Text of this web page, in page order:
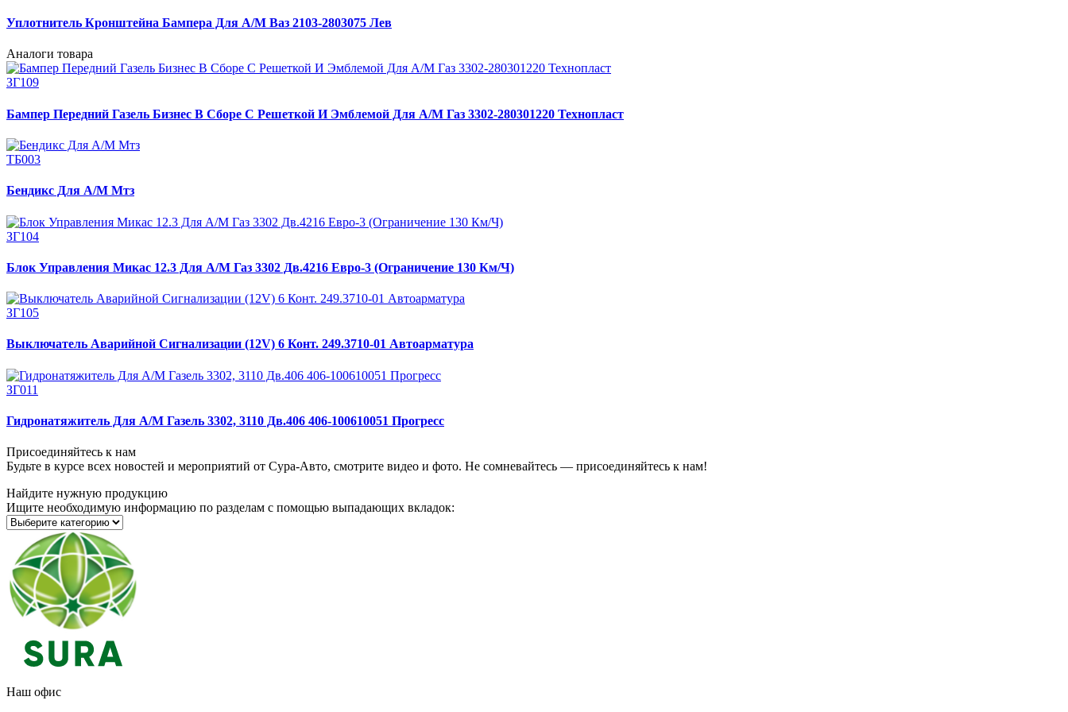
Уплотнитель Кронштейна Бампера Для А/М Ваз 2103-2803075 Лев
Аналоги товара
ЗГ109
Бампер Передний Газель Бизнес В Сборе С Решеткой И Эмблемой Для А/М Газ 3302-280301220 Технопласт
ТБ003
Бендикс Для А/М Мтз
ЗГ104
Блок Управления Микас 12.3 Для А/М Газ 3302 Дв.4216 Евро-3 (Ограничение 130 Км/Ч)
ЗГ105
Выключатель Аварийной Сигнализации (12V) 6 Конт. 249.3710-01 Автоарматура
ЗГ011
Гидронатяжитель Для А/М Газель 3302, 3110 Дв.406 406-100610051 Прогресс
Присоединяйтесь к нам
Будьте в курсе всех новостей и мероприятий от Сура-Авто, смотрите видео и фото. Не сомневайтесь — присоединяйтесь к нам!
Найдите нужную продукцию
Ищите необходимую информацию по разделам с помощью выпадающих вкладок:
Наш офис